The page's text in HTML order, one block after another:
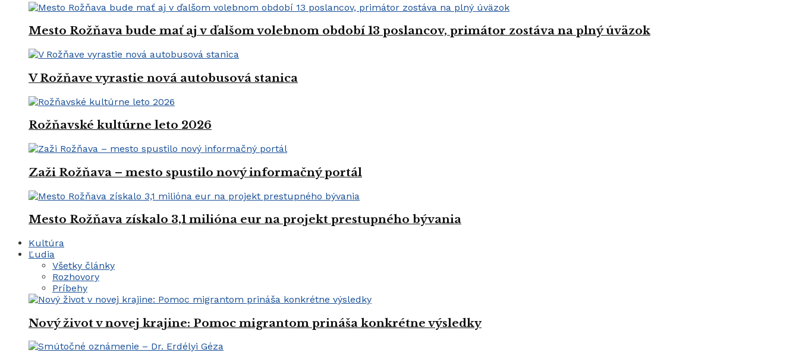
Mesto Rožňava bude mať aj v ďalšom volebnom období 13 poslancov, primátor zostáva na plný úväzok
V Rožňave vyrastie nová autobusová stanica
Rožňavské kultúrne leto 2026
Zaži Rožňava – mesto spustilo nový informačný portál
Mesto Rožňava získalo 3,1 milióna eur na projekt prestupného bývania
Kultúra
Ľudia
Všetky články
Rozhovory
Príbehy
Nový život v novej krajine: Pomoc migrantom prináša konkrétne výsledky